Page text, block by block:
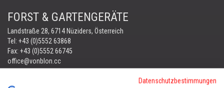
FORST & GARTENGERÄTE
Landstraße 28, 6714 Nüziders, Österreich
Tel: +43 (0)5552 63868
Fax: +43 (0)5552 66745
office@vonblon.cc
Datenschutzbestimmungen